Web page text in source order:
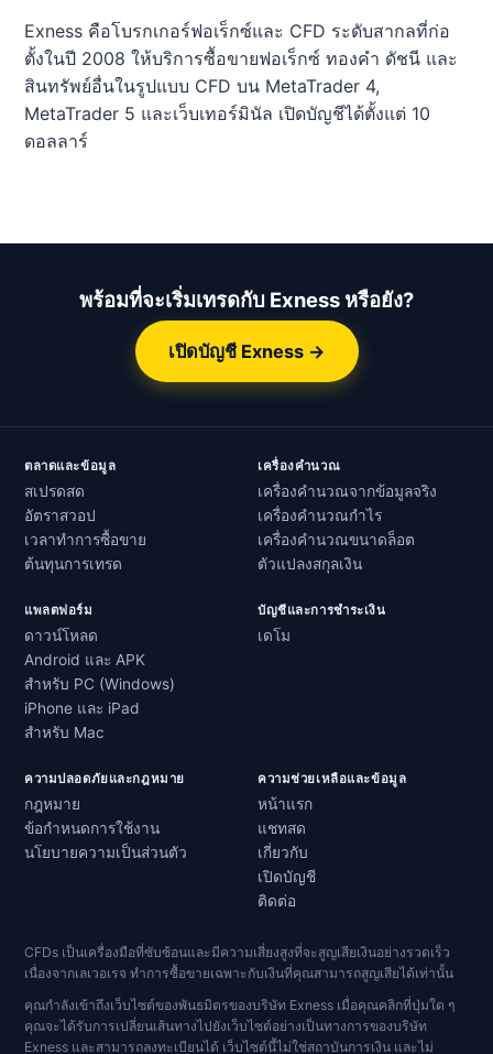
Exness คือโบรกเกอร์ฟอเร็กซ์และ CFD ระดับสากลที่ก่อ
ตั้งในปี 2008 ให้บริการซื้อขายฟอเร็กซ์ ทองคำ ดัชนี และ
สินทรัพย์อื่นในรูปแบบ CFD บน MetaTrader 4,
MetaTrader 5 และเว็บเทอร์มินัล เปิดบัญชีได้ตั้งแต่ 10
ดอลลาร์
พร้อมที่จะเริ่มเทรดกับ Exness หรือยัง?
เปิดบัญชี Exness →
ตลาดและข้อมูล
สเปรดสด
อัตราสวอป
เวลาทำการซื้อขาย
ต้นทุนการเทรด
เครื่องคำนวณ
เครื่องคำนวณจากข้อมูลจริง
เครื่องคำนวณกำไร
เครื่องคำนวณขนาดล็อต
ตัวแปลงสกุลเงิน
แพลตฟอร์ม
ดาวน์โหลด
Android และ APK
สำหรับ PC (Windows)
iPhone และ iPad
สำหรับ Mac
บัญชีและการชำระเงิน
เดโม
ความปลอดภัยและกฎหมาย
กฎหมาย
ข้อกำหนดการใช้งาน
นโยบายความเป็นส่วนตัว
ความช่วยเหลือและข้อมูล
หน้าแรก
แชทสด
เกี่ยวกับ
เปิดบัญชี
ติดต่อ
CFDs เป็นเครื่องมือที่ซับซ้อนและมีความเสี่ยงสูงที่จะสูญเสียเงินอย่างรวดเร็ว
เนื่องจากเลเวอเรจ ทำการซื้อขายเฉพาะกับเงินที่คุณสามารถสูญเสียได้เท่านั้น
คุณกำลังเข้าถึงเว็บไซต์ของพันธมิตรของบริษัท Exness เมื่อคุณคลิกที่ปุ่มใด ๆ
คุณจะได้รับการเปลี่ยนเส้นทางไปยังเว็บไซต์อย่างเป็นทางการของบริษัท
Exness และสามารถลงทะเบียนได้ เว็บไซต์นี้ไม่ใช่สถาบันการเงิน และไม่